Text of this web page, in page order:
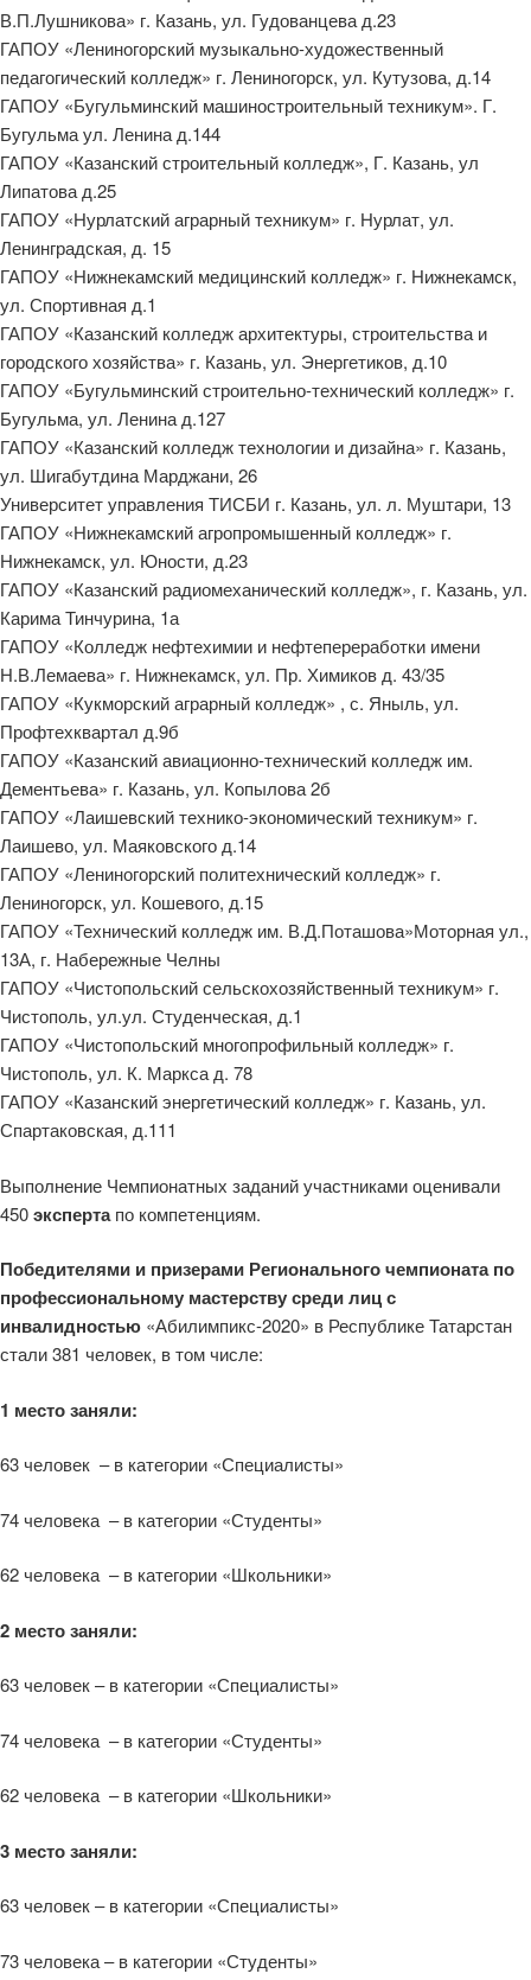
В.П.Лушникова» г. Казань, ул. Гудованцева д.23
ГАПОУ «Лениногорский музыкально-художественный
педагогический колледж» г. Лениногорск, ул. Кутузова, д.14
ГАПОУ «Бугульминский машиностроительный техникум». Г.
Бугульма ул. Ленина д.144
ГАПОУ «Казанский строительный колледж», Г. Казань, ул
Липатова д.25
ГАПОУ «Нурлатский аграрный техникум» г. Нурлат, ул.
Ленинградская, д. 15
ГАПОУ «Нижнекамский медицинский колледж» г. Нижнекамск,
ул. Спортивная д.1
ГАПОУ «Казанский колледж архитектуры, строительства и
городского хозяйства» г. Казань, ул. Энергетиков, д.10
ГАПОУ «Бугульминский строительно-технический колледж» г.
Бугульма, ул. Ленина д.127
ГАПОУ «Казанский колледж технологии и дизайна» г. Казань,
ул. Шигабутдина Марджани, 26
Университет управления ТИСБИ г. Казань, ул. л. Муштари, 13
ГАПОУ «Нижнекамский агропромышенный колледж» г.
Нижнекамск, ул. Юности, д.23
ГАПОУ «Казанский радиомеханический колледж», г. Казань, ул.
Карима Тинчурина, 1а
ГАПОУ «Колледж нефтехимии и нефтепереработки имени
Н.В.Лемаева» г. Нижнекамск, ул. Пр. Химиков д. 43/35
ГАПОУ «Кукморский аграрный колледж» , с. Яныль, ул.
Профтехквартал д.9б
ГАПОУ «Казанский авиационно-технический колледж им.
Дементьева» г. Казань, ул. Копылова 2б
ГАПОУ «Лаишевский технико-экономический техникум» г.
Лаишево, ул. Маяковского д.14
ГАПОУ «Лениногорский политехнический колледж» г.
Лениногорск, ул. Кошевого, д.15
ГАПОУ «Технический колледж им. В.Д.Поташова»Моторная ул.,
13А, г. Набережные Челны
ГАПОУ «Чистопольский сельскохозяйственный техникум» г.
Чистополь, ул.ул. Студенческая, д.1
ГАПОУ «Чистопольский многопрофильный колледж» г.
Чистополь, ул. К. Маркса д. 78
ГАПОУ «Казанский энергетический колледж» г. Казань, ул.
Спартаковская, д.111
Выполнение Чемпионатных заданий участниками оценивали
450экспертапо компетенциям.
Победителями и призерами Регионального чемпионата по
профессиональному мастерству среди лиц с
инвалидностью «Абилимпикс-2020» в Республике Татарстан
стали 381 человек, в том числе:
1 место заняли:
63 человек – в категории «Специалисты»
74 человека – в категории «Студенты»
62 человека – в категории «Школьники»
2 место заняли:
63 человек – в категории «Специалисты»
74 человека – в категории «Студенты»
62 человека – в категории «Школьники»
3 место заняли:
63 человек – в категории «Специалисты»
73 человека – в категории «Студенты»